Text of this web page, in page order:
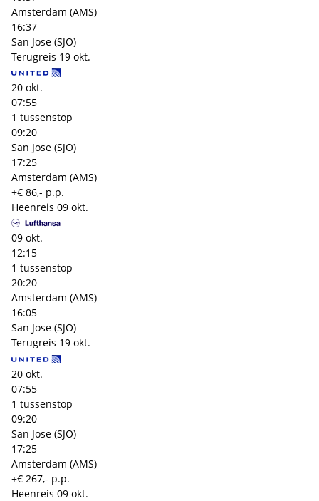
Amsterdam (AMS)
16:37
San Jose (SJO)
Terugreis 19 okt.
20 okt.
07:55
1 tussenstop
09:20
San Jose (SJO)
17:25
Amsterdam (AMS)
+€ 86,- p.p.
Heenreis 09 okt.
09 okt.
12:15
1 tussenstop
20:20
Amsterdam (AMS)
16:05
San Jose (SJO)
Terugreis 19 okt.
20 okt.
07:55
1 tussenstop
09:20
San Jose (SJO)
17:25
Amsterdam (AMS)
+€ 267,- p.p.
Heenreis 09 okt.